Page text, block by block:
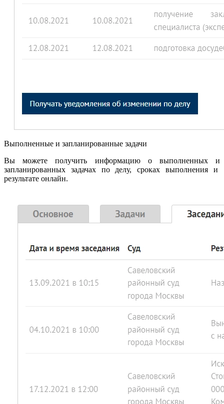
Выполненные и запланированные задачи
Вы можете получить информацию о выполненных и
запланированных задачах по делу, сроках выполнения и
результате онлайн.